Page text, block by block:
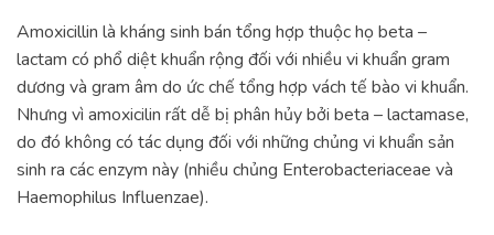
Amoxicillin là kháng sinh bán tổng hợp thuộc họ beta –
lactam có phổ diệt khuẩn rộng đối với nhiều vi khuẩn gram
dương và gram âm do ức chế tổng hợp vách tế bào vi khuẩn.
Nhưng vì amoxicilin rất dễ bị phân hủy bởi beta – lactamase,
do đó không có tác dụng đối với những chủng vi khuẩn sản
sinh ra các enzym này (nhiều chủng Enterobacteriaceae và
Haemophilus Influenzae).